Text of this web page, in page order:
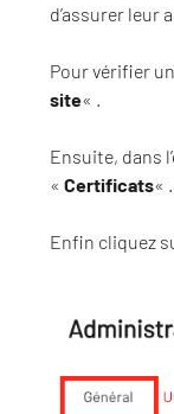
d’assurer leur
Pour vérifier
site« .
Ensuite, dans
« Certificats« .
Enfin cliquez